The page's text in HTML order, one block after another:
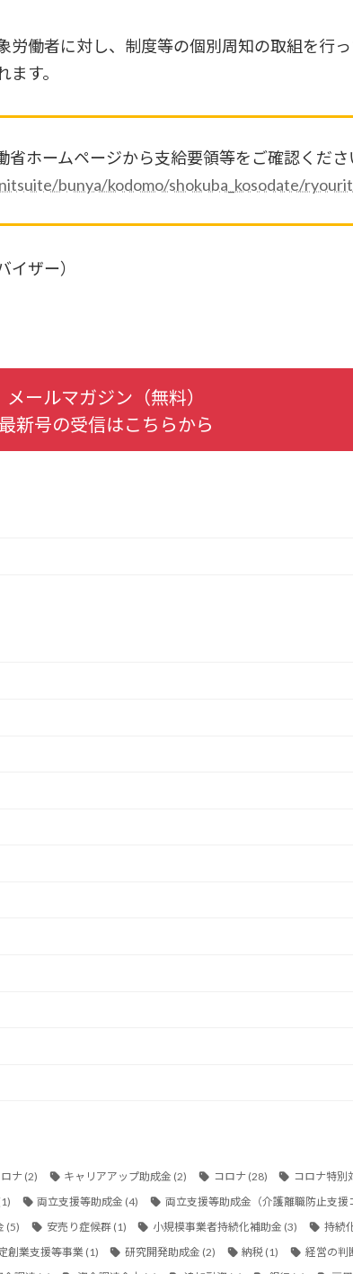
働者に対し、制度等の個別周知の取組を行
す。
ホームページから支給要領等をご確認くださ
bunya/kodomo/shokuba_kosodate/
ザー）
メールマガジン（無料）
最新号の受信はこちらから
ナ(2) キャリアアップ助成金 (2) コロナ(28) コロナ特別
両立支援等助成金 (4) 両立支援等助成金（介護離職防止支援
(5) 安売り症候群(1) 小規模事業者持続化補助金 (3) 持続
創業支援等事業(1) 研究開発助成金 (2) 納税 (1) 経営の判